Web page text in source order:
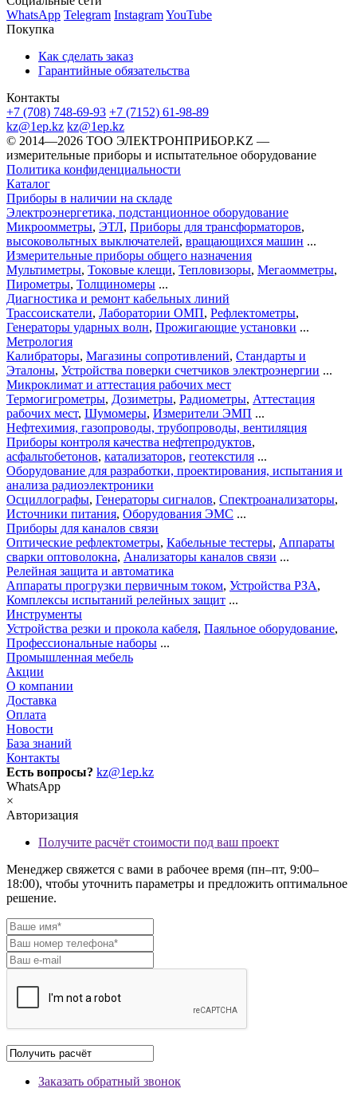
WhatsApp Telegram InstagramYouTube
Покупка
Как сделать заказ
Гарантийные обязательства
Контакты
+7 (708) 748-69-93 +7 (7152) 61-98-89
kz@1ep.kz kz@1ep.kz
©️ 2014—2026 ТОО ЭЛЕКТРОНПРИБОР.KZ —
измерительные приборы и испытательное оборудование
Политика конфиденциальности
Каталог
Приборы в наличии на складе
Электроэнергетика, подстанционное оборудование
Микроомметры, ЭТЛ, Приборы для трансформаторов,
высоковольтных выключателей, вращающихся машин ...
Измерительные приборы общего назначения
Мультиметры, Токовые клещи, Тепловизоры, Мегаомметры,
Пирометры, Толщиномеры ...
Диагностика и ремонт кабельных линий
Трассоискатели, Лаборатории ОМП, Рефлектометры,
Генераторы ударных волн, Прожигающие установки ...
Метрология
Калибраторы, Магазины сопротивлений, Стандарты и
Эталоны, Устройства поверки счетчиков электроэнергии ...
Микроклимат и аттестация рабочих мест
Термогигрометры, Дозиметры, Радиометры, Аттестация
рабочих мест, Шумомеры, Измерители ЭМП ...
Нефтехимия, газопроводы, трубопроводы, вентиляция
Приборы контроля качества нефтепродуктов,
асфальтобетонов, катализаторов, геотекстиля ...
Оборудование для разработки, проектирования, испытания и
анализа радиоэлектроники
Осциллографы, Генераторы сигналов, Спектроанализаторы,
Источники питания, Оборудования ЭМС ...
Приборы для каналов связи
Оптические рефлектометры, Кабельные тестеры, Аппараты
сварки оптоволокна, Анализаторы каналов связи ...
Релейная защита и автоматика
Аппараты прогрузки первичным током, Устройства РЗА,
Комплексы испытаний релейных защит ...
Инструменты
Устройства резки и прокола кабеля, Паяльное оборудование,
Профессиональные наборы ...
Промышленная мебель
Акции
О компании
Доставка
Оплата
Новости
База знаний
Контакты
Есть вопросы? kz@1ep.kz
WhatsApp
×
Авторизация
Получите расчёт стоимости под ваш проект
Менеджер свяжется с вами в рабочее время (пн–пт, 9:00–
18:00), чтобы уточнить параметры и предложить оптимальное
решение.
Заказать обратный звонок